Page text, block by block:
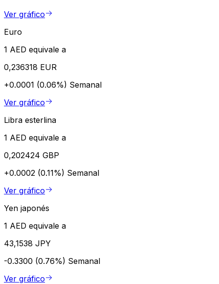
Ver gráfico
Euro
1 AED equivale a
0,236318 EUR
+0.0001 (0.06%) Semanal
Ver gráfico
Libra esterlina
1 AED equivale a
0,202424 GBP
+0.0002 (0.11%) Semanal
Ver gráfico
Yen japonés
1 AED equivale a
43,1538 JPY
-0.3300 (0.76%) Semanal
Ver gráfico